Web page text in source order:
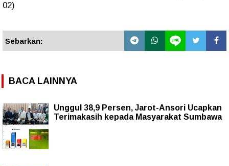
02)
Sebarkan:
BACA LAINNYA
Unggul 38,9 Persen, Jarot-Ansori Ucapkan
Terimakasih kepada Masyarakat Sumbawa